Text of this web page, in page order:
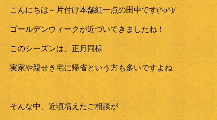
こんにちは～片付け本舗紅一点の田中です(^o^)/
ゴールデンウィークが近づいてきましたね！
このシーズンは、正月同様
実家や親せき宅に帰省という方も多いですよね
そんな中、近頃増えたご相談が